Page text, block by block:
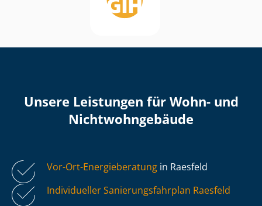
Unsere Leistungen für Wohn- und
Nicht­wohn­ge­bäu­de
Vor-Ort-Energieberatung in Raesfeld
Individueller Sa­nie­rungs­fahr­plan Raesfeld